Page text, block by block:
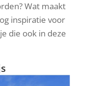
Wat maakt
inspiratie voor
die ook in deze